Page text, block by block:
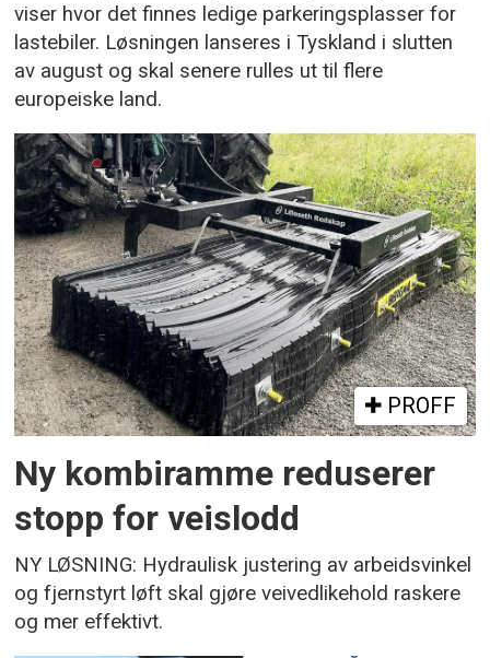
viser hvor det finnes ledige parkeringsplasser for
lastebiler. Løsningen lanseres i Tyskland i slutten
av august og skal senere rulles ut til flere
europeiske land.
PROFF
Ny kombiramme reduserer
stopp for veislodd
NY LØSNING: Hydraulisk justering av arbeidsvinkel
og fjernstyrt løft skal gjøre veivedlikehold raskere
og mer effektivt.